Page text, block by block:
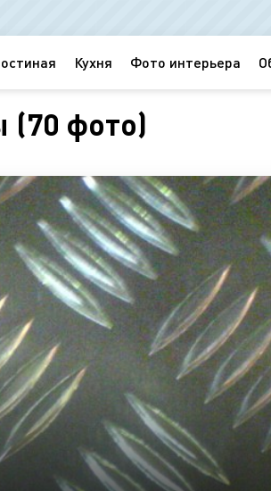
Кухня Фото интерьера
(70 фото)